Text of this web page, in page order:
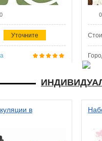
Уточните
в